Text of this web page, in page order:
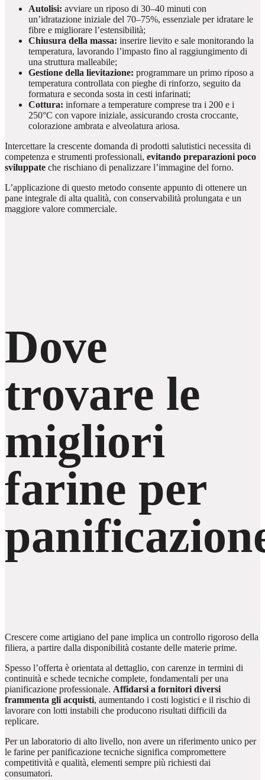
Autolisi: avviare un riposo di 30–40 minuti con
un’idratazione iniziale del 70–75%, essenziale per idratare le
fibre e migliorare l’estensibilità;
Chiusura della massa: inserire lievito e sale monitorando la
temperatura, lavorando l’impasto fino al raggiungimento di
una struttura malleabile;
Gestione della lievitazione: programmare un primo riposo a
temperatura controllata con pieghe di rinforzo, seguito da
formatura e seconda sosta in cesti infarinati;
Cottura: infornare a temperature comprese tra i 200 e i
250°C con vapore iniziale, assicurando crosta croccante,
colorazione ambrata e alveolatura ariosa.
Intercettare la crescente domanda di prodotti salutistici necessita di
competenza e strumenti professionali, evitando preparazioni poco
sviluppate che rischiano di penalizzare l’immagine del forno.
L’applicazione di questo metodo consente appunto di ottenere un
pane integrale di alta qualità, con conservabilità prolungata e un
maggiore valore commerciale.
Dove
trovare le
migliori
farine per
Crescere come artigiano del pane implica un controllo rigoroso della
filiera, a partire dalla disponibilità costante delle materie prime.
Spesso l’offerta è orientata al dettaglio, con carenze in termini di
continuità e schede tecniche complete, fondamentali per una
pianificazione professionale. Affidarsi a fornitori diversi
frammenta gli acquisti, aumentando i costi logistici e il rischio di
lavorare con lotti instabili che producono risultati difficili da
replicare.
Per un laboratorio di alto livello, non avere un riferimento unico per
le farine per panificazione tecniche significa compromettere
competitività e qualità, elementi sempre più richiesti dai
consumatori.